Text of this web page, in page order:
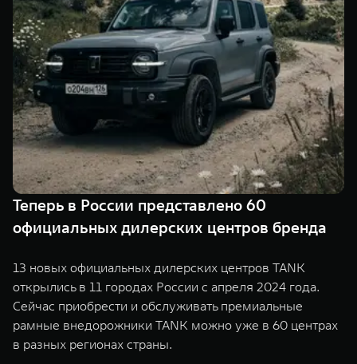
TANK 500
Веди за собой
от 6 499 000 ₽
TANK 700
Сила
от 10 199
ПОКУПКА АВТОМОБИЛЯ
TANK Финансы
Корпоративным клиентам
TANK ФИНАНСЫ
TANK Кредит
TANK Лизинг
TANK Страхование
Сервис
Специальные предложения
Моторные масла
ЦИФРОВЫЕ СЕРВИСЫ TANK
Цифровые сервисы TANK
Подписки
Теперь в России представлено 60
официальных дилерских центров бренда
13 новых официальных дилерских центров TANK
открылись в 11 городах России с апреля 2024 года.
Сейчас приобрести и обслуживать премиальные
рамные внедорожники TANK можно уже в 60 центрах
в разных регионах страны.